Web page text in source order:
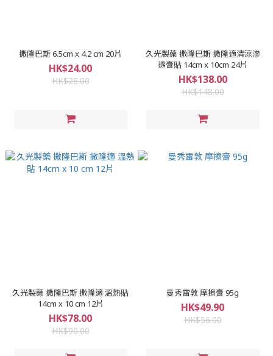
撒隆巴斯 6.5cm x 4.2 cm 20片
HK$24.00
HK$28.00
久光製藥 撒隆巴斯 撒隆適清涼滲
透膏貼 14cm x 10cm 24片
HK$138.00
HK$148.00
久光製藥 撒隆巴斯 撒隆適 溫熱貼
14cm x 10 cm 12片
HK$78.00
HK$90.00
曼秀雷敦 摩擦膏 95g
HK$49.90
HK$56.00